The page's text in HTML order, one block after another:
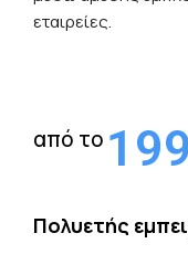
εταιρείες.
από το
Πολυετής